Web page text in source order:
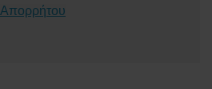
Απορρήτου